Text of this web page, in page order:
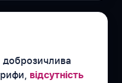
доброзичлива
відсутність